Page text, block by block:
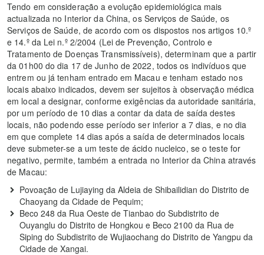
Tendo em consideração a evolução epidemiológica mais
actualizada no Interior da China, os Serviços de Saúde, os
Serviços de Saúde, de acordo com os dispostos nos artigos 10.º
e 14.º da Lei n.º 2/2004 (Lei de Prevenção, Controlo e
Tratamento de Doenças Transmissíveis), determinam que a partir
da 01h00 do dia 17 de Junho de 2022, todos os indivíduos que
entrem ou já tenham entrado em Macau e tenham estado nos
locais abaixo indicados, devem ser sujeitos à observação médica
em local a designar, conforme exigências da autoridade sanitária,
por um período de 10 dias a contar da data de saída destes
locais, não podendo esse período ser inferior a 7 dias, e no dia
em que complete 14 dias após a saída de determinados locais
deve submeter-se a um teste de ácido nucleico, se o teste for
negativo, permite, também a entrada no Interior da China através
de Macau:
Povoação de Lujiaying da Aldeia de Shibailidian do Distrito de
Chaoyang da Cidade de Pequim;
Beco 248 da Rua Oeste de Tianbao do Subdistrito de
Ouyanglu do Distrito de Hongkou e Beco 2100 da Rua de
Siping do Subdistrito de Wujiaochang do Distrito de Yangpu da
Cidade de Xangai.